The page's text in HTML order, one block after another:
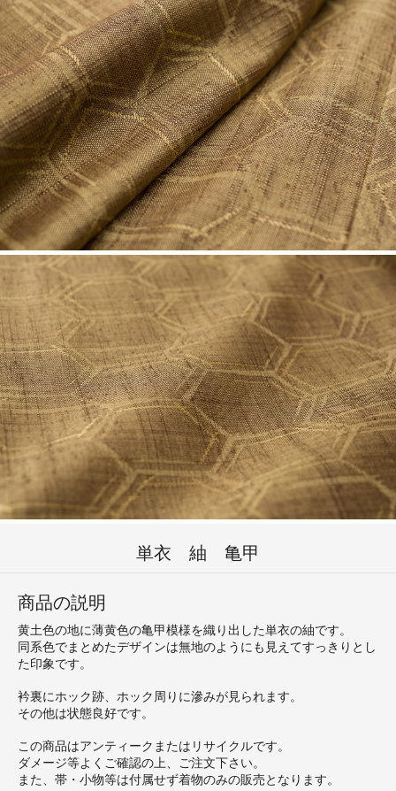
単衣 紬 亀甲
商品の説明
黄土色の地に薄黄色の亀甲模様を織り出した単衣の紬です。
同系色でまとめたデザインは無地のようにも見えてすっきりとし
た印象です。
衿裏にホック跡、ホック周りに滲みが見られます。
その他は状態良好です。
この商品はアンティークまたはリサイクルです。
ダメージ等よくご確認の上、ご注文下さい。
また、帯・小物等は付属せず着物のみの販売となります。